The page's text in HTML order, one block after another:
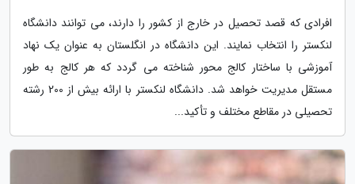
افرادی که قصد تحصیل در خارج از کشور را دارند، می توانند دانشگاه
لنکستر را انتخاب نمایند. این دانشگاه در انگلستان به عنوان یک نهاد
آموزشی با ساختار کالج محور شناخته می گردد که هر کالج به طور
مستقل مدیریت خواهد شد. دانشگاه لنکستر با ارائه بیش از 200 رشته
تحصیلی در مقاطع مختلف و تأکید...